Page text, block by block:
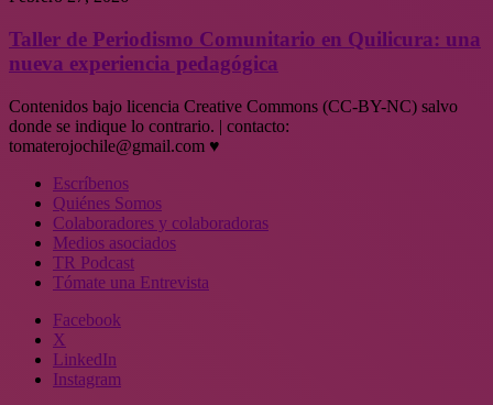
Taller de Periodismo Comunitario en Quilicura: una
nueva experiencia pedagógica
Contenidos bajo licencia Creative Commons (CC-BY-NC) salvo
donde se indique lo contrario. | contacto:
tomaterojochile@gmail.com ♥
Escríbenos
Quiénes Somos
Colaboradores y colaboradoras
Medios asociados
TR Podcast
Tómate una Entrevista
Facebook
X
LinkedIn
Instagram